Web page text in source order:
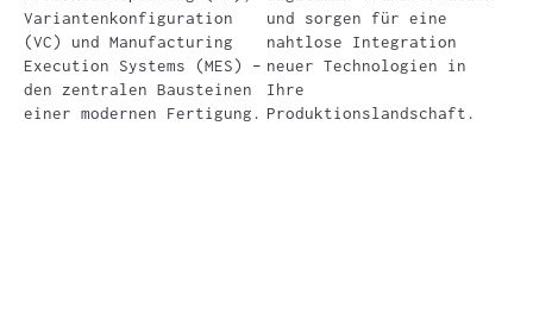
Variantenkonfiguration
(VC) und Manufacturing
Execution Systems (MES) –
den zentralen Bausteinen
einer modernen Fertigung.
und sorgen für eine
nahtlose Integration
neuer Technologien in
Ihre
Produktionslandschaft.